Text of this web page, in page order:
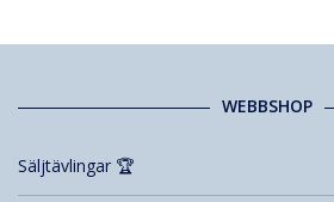
WEBBSHOP
Säljtävlingar 🏆